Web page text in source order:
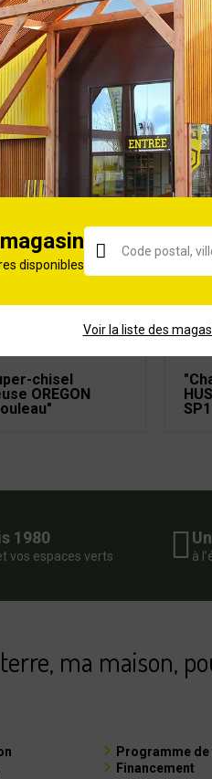
chisel
OREGON
1980
vos espaces verts à
ma maison,
Programme
Financement
disponibles
Voir la liste des